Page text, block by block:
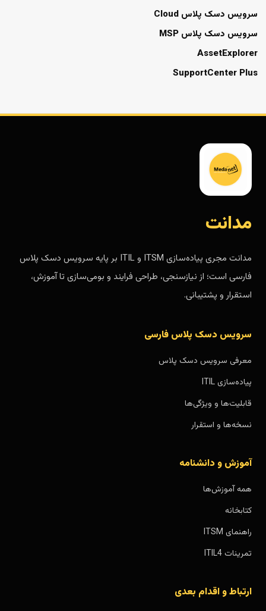
سرویس دسک پلاس Cloud
سرویس دسک پلاس MSP
AssetExplorer
SupportCenter Plus
مدانت
مدانت مجری پیاده‌سازی ITSM و ITIL بر پایه سرویس دسک پلاس
فارسی است؛ از نیازسنجی، طراحی فرایند و بومی‌سازی تا آموزش،
استقرار و پشتیبانی.
سرویس دسک پلاس فارسی
معرفی سرویس دسک پلاس
پیاده‌سازی ITIL
قابلیت‌ها و ویژگی‌ها
نسخه‌ها و استقرار
آموزش و دانشنامه
همه آموزش‌ها
کتابخانه
راهنمای ITSM
تمرینات ITIL4
ارتباط و اقدام بعدی